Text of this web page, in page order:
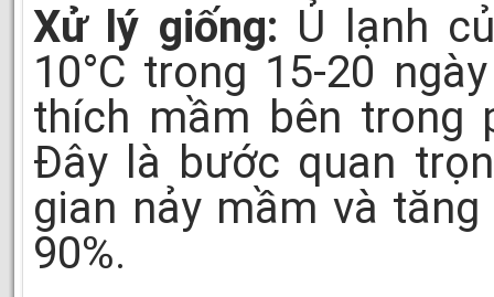
Xử lý giống: Ủ lạnh
10°C trong 15-20
thích mầm bên trong
Đây là bước quan
gian nảy mầm và
90%.